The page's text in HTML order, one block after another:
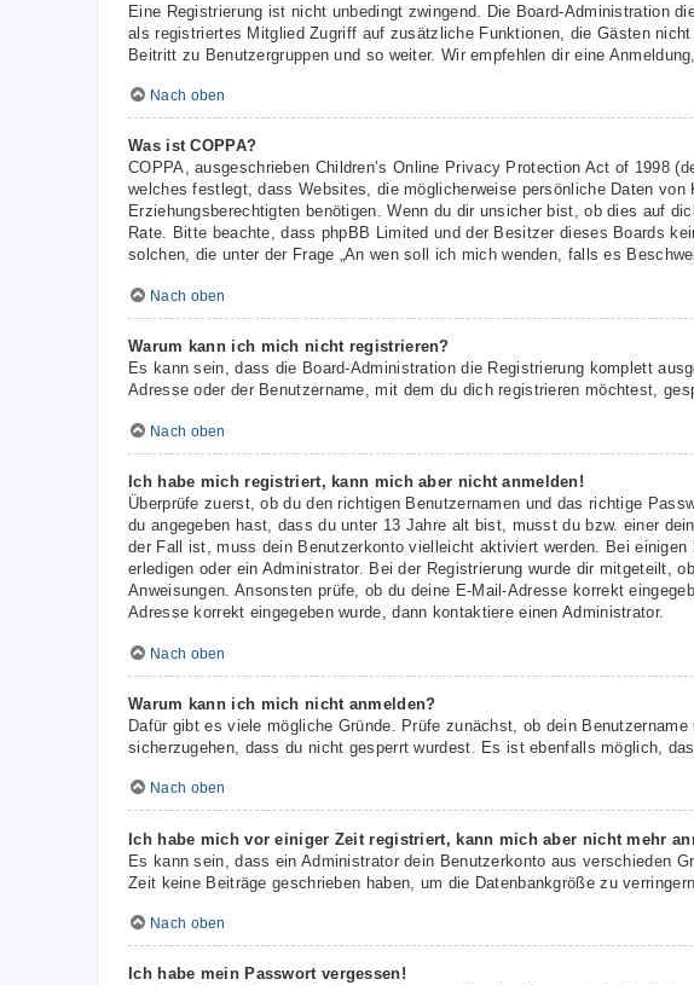
Eine Registrierung ist nicht unbedingt zwingend. Die Board-Administration
als registriertes Mitglied Zugriff auf zusätzliche Funktionen, die Gästen
Beitritt zu Benutzergruppen und so weiter. Wir empfehlen dir eine
Nach oben
Was ist COPPA?
COPPA, ausgeschrieben Children’s Online Privacy Protection Act of 1998
welches festlegt, dass Websites, die möglicherweise persönliche Daten
Erziehungsberechtigten benötigen. Wenn du dir unsicher bist, ob dies auf
Rate. Bitte beachte, dass phpBB Limited und der Besitzer dieses Boards
solchen, die unter der Frage „An wen soll ich mich wenden, falls es
Nach oben
Warum kann ich mich nicht registrieren?
Es kann sein, dass die Board-Administration die Registrierung komplett
Adresse oder der Benutzername, mit dem du dich registrieren möchtest,
Nach oben
Ich habe mich registriert, kann mich aber nicht anmelden!
Überprüfe zuerst, ob du den richtigen Benutzernamen und das richtige
du angegeben hast, dass du unter 13 Jahre alt bist, musst du bzw. einer
der Fall ist, muss dein Benutzerkonto vielleicht aktiviert werden. Bei
erledigen oder ein Administrator. Bei der Registrierung wurde dir mitgeteilt,
Anweisungen. Ansonsten prüfe, ob du deine E-Mail-Adresse korrekt
Adresse korrekt eingegeben wurde, dann kontaktiere einen Administrator.
Nach oben
Warum kann ich mich nicht anmelden?
Dafür gibt es viele mögliche Gründe. Prüfe zunächst, ob dein
sicherzugehen, dass du nicht gesperrt wurdest. Es ist ebenfalls möglich,
Nach oben
Ich habe mich vor einiger Zeit registriert, kann mich aber nicht mehr
Es kann sein, dass ein Administrator dein Benutzerkonto aus verschieden
Zeit keine Beiträge geschrieben haben, um die Datenbankgröße zu
Nach oben
Ich habe mein Passwort vergessen!